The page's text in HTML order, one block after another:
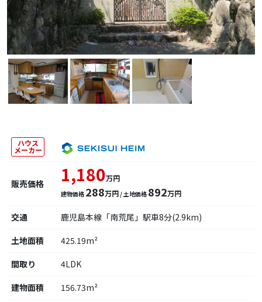
ハウス
メーカー
販売価格 1,180万円
建物価格 288万円/ 土地価格 892万円
交通
鹿児島本線「南荒尾」駅車8分(2.9km)
土地面積
425.19m²
間取り
4LDK
建物面積
156.73m²